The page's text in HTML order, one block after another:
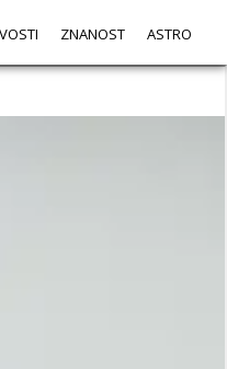
ZNANOST ASTRO